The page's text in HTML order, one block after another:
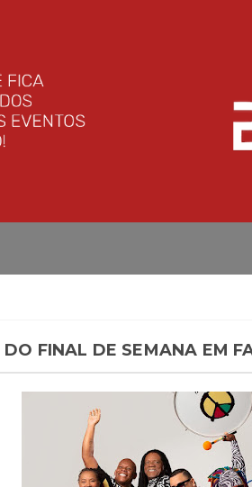
FINAL DE SEMANA EM